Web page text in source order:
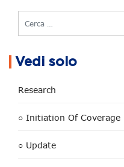
Cerca
Vedi solo
Research
○ Initiation Of Coverage
○ Update